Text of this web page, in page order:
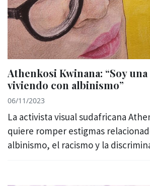
Athenkosi Kwinana: “Soy
viviendo con albinismo”
06/11/2023
La activista visual sudafricana
quiere romper estigmas
albinismo, el racismo y la